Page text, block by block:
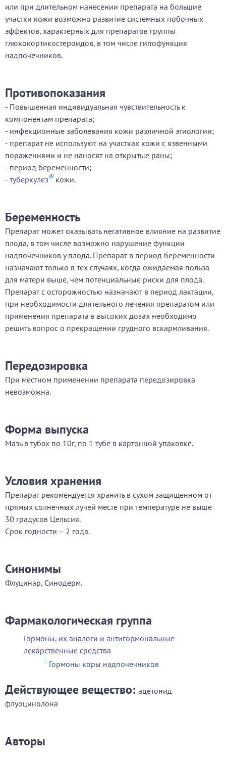
или при длительном нанесении препарата на большие
участки кожи возможно развитие системных побочных
эффектов, характерных для препаратов группы
глюкокортикостероидов, в том числе гипофункция
надпочечников.
Противопоказания
- Повышенная индивидуальная чувствительность к
компонентам препарата;
- инфекционные заболевания кожи различной этиологии;
- препарат не используют на участках кожи с язвенными
поражениями и не наносят на открытые раны;
- период беременности;
- туберкулез кожи.
Беременность
Препарат может оказывать негативное влияние на развитие
плода, в том числе возможно нарушение функции
надпочечников у плода. Препарат в период беременности
назначают только в тех случаях, когда ожидаемая польза
для матери выше, чем потенциальные риски для плода.
Препарат с осторожностью назначают в период лактации,
при необходимости длительного лечения препаратом или
применения препарата в высоких дозах необходимо
решить вопрос о прекращении грудного вскармливания.
Передозировка
При местном применении препарата передозировка
невозможна.
Форма выпуска
Мазь в тубах по 10г, по 1 тубе в картонной упаковке.
Условия хранения
Препарат рекомендуется хранить в сухом защищенном от
прямых солнечных лучей месте при температуре не выше
30 градусов Цельсия.
Срок годности – 2 года.
Синонимы
Флуцинар, Синодерм.
Фармакологическая группа
Гормоны, их аналоги и антигормональные
лекарственные средства
Гормоны коры надпочечников
Действующее вещество: ацетонид
флуоцинолона
Авторы